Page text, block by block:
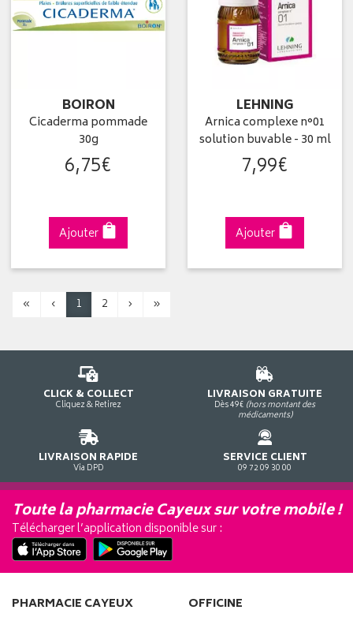
BOIRON
Cicaderma pommade
30g
6,75€
Ajouter
LEHNING
Arnica complexe n°01
solution buvable - 30 ml
7,99€
Ajouter
« ‹ 1 2 › »
CLICK & COLLECT
Cliquez & Retirez
LIVRAISON GRATUITE
Dès 49€ (hors montant des
médicaments)
LIVRAISON RAPIDE
Via DPD
SERVICE CLIENT
09 72 09 30 00
Toute la pharmacie Cayeux sur votre mobile !
Télécharger l’application disponible sur :
PHARMACIE CAYEUX OFFICINE